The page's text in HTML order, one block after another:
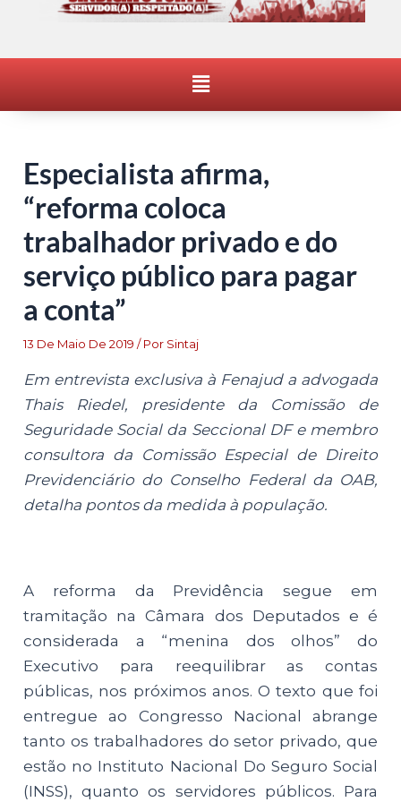
Menu
Especialista afirma,
“reforma coloca
trabalhador privado e do
serviço público para pagar
a conta”
13 De Maio De 2019/ Por Sintaj
Em entrevista exclusiva à Fenajud a advogada
Thais Riedel, presidente da Comissão de
Seguridade Social da Seccional DF e membro
consultora da Comissão Especial de Direito
Previdenciário do Conselho Federal da OAB,
detalha pontos da medida à população.
A reforma da Previdência segue em
tramitação na Câmara dos Deputados e é
considerada a “menina dos olhos” do
Executivo para reequilibrar as contas
públicas, nos próximos anos. O texto que foi
entregue ao Congresso Nacional abrange
tanto os trabalhadores do setor privado, que
estão no Instituto Nacional Do Seguro Social
(INSS), quanto os servidores públicos. Para